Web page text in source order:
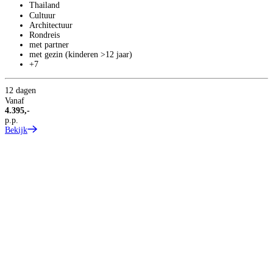
Thailand
Cultuur
Architectuur
Rondreis
met partner
met gezin (kinderen >12 jaar)
+7
12 dagen
Vanaf
4.395,-
p.p.
Bekijk